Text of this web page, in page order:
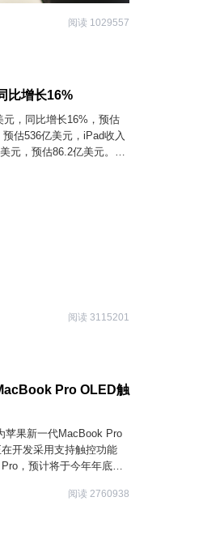
阅读 1029557
比增长16%
元，同比增长16%，预估
估536亿美元，iPad收入
元，预估86.2亿美元。第
阅读 3115201
Pro OLED触
苹果新一代MacBook Pro
开发采用支持触控功能
，预计将于今年年底或
阅读 2760938